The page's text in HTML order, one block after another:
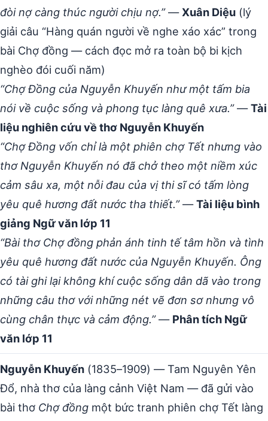
đòi nợ càng thúc người chịu nợ.”— Xuân Diệu (lý
giải câu “Hàng quán người về nghe xáo xác” trong
bài Chợ đồng — cách đọc mở ra toàn bộ bi kịch
nghèo đói cuối năm)
“Chợ Đồng của Nguyễn Khuyến như một tấm bia
nói về cuộc sống và phong tục làng quê xưa.”—Tài
liệu nghiên cứu về thơ Nguyễn Khuyến
“Chợ Đồng vốn chỉ là một phiên chợ Tết nhưng vào
thơ Nguyễn Khuyến nó đã chở theo một niềm xúc
cảm sâu xa, một nỗi đau của vị thi sĩ có tấm lòng
yêu quê hương đất nước tha thiết.”—Tài liệu bình
giảng Ngữ văn lớp 11
“Bài thơ Chợ đồng phản ánh tinh tế tâm hồn và tình
yêu quê hương đất nước của Nguyễn Khuyến. Ông
có tài ghi lại không khí cuộc sống dân dã vào trong
những câu thơ với những nét vẽ đơn sơ nhưng vô
cùng chân thực và cảm động.”— Phân tích Ngữ
văn lớp 11
Nguyễn Khuyến (1835–1909) — Tam Nguyên Yên
Đổ, nhà thơ của làng cảnh Việt Nam — đã gửi vào
bài thơ Chợ đồng một bức tranh phiên chợ Tết làng